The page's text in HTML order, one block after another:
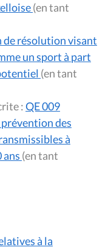
(en tant
résolution visant
un sport à part
(en tant
Question écrite :QE 009
des
à
ans (en tant
à la